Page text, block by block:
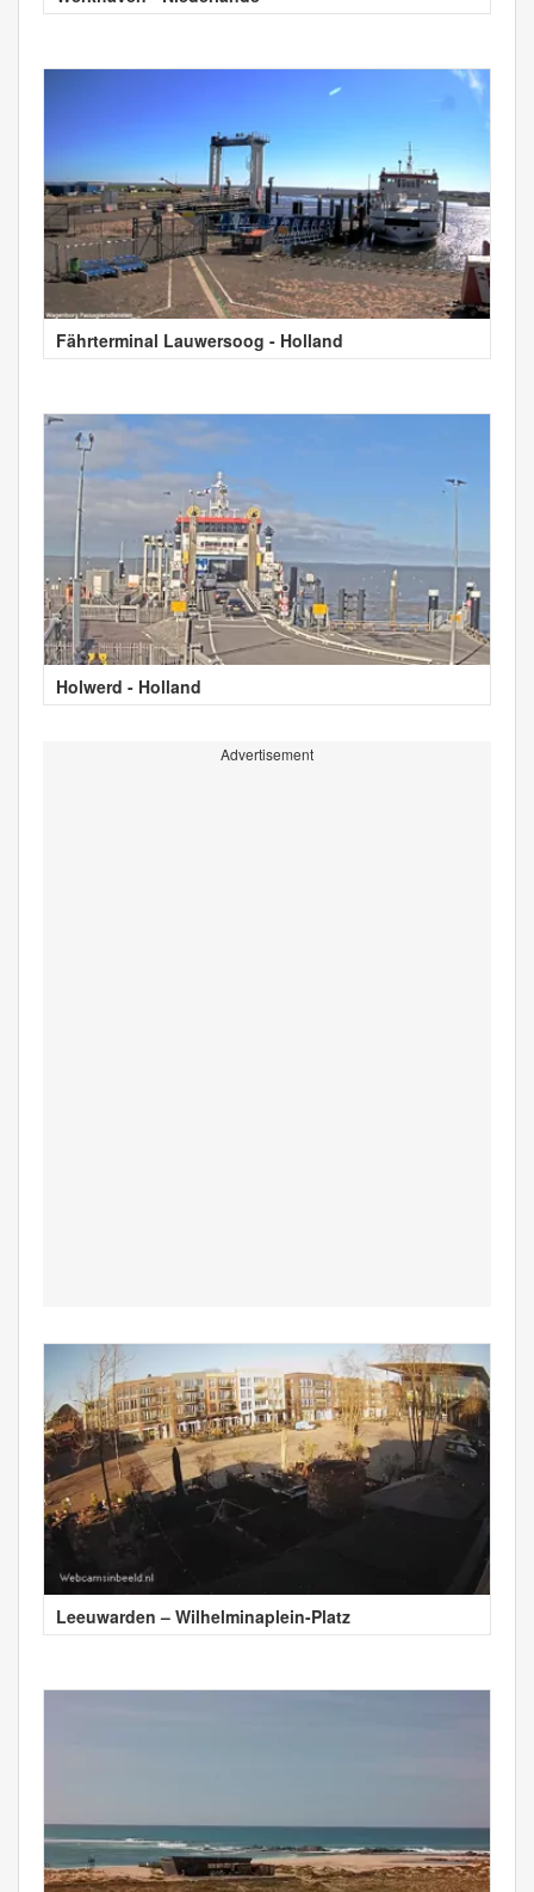
Fährterminal Lauwersoog - Holland
Holwerd - Holland
Advertisement
Leeuwarden – Wilhelminaplein-Platz